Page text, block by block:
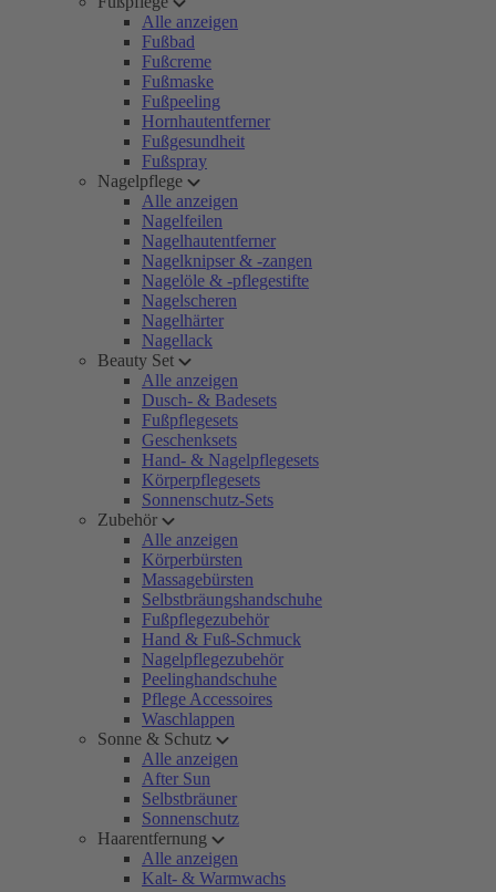
Alle anzeigen
Fußbad
Fußcreme
Fußmaske
Fußpeeling
Hornhautentferner
Fußgesundheit
Fußspray
Nagelpflege
Alle anzeigen
Nagelfeilen
Nagelhautentferner
Nagelknipser & -zangen
Nagelöle & -pflegestifte
Nagelscheren
Nagelhärter
Nagellack
Beauty Set
Alle anzeigen
Dusch- & Badesets
Fußpflegesets
Geschenksets
Hand- & Nagelpflegesets
Körperpflegesets
Sonnenschutz-Sets
Zubehör
Alle anzeigen
Körperbürsten
Massagebürsten
Selbstbräungshandschuhe
Fußpflegezubehör
Hand & Fuß-Schmuck
Nagelpflegezubehör
Peelinghandschuhe
Pflege Accessoires
Waschlappen
Sonne & Schutz
Alle anzeigen
After Sun
Selbstbräuner
Sonnenschutz
Haarentfernung
Alle anzeigen
Kalt- & Warmwachs